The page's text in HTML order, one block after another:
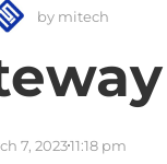
bymitech
7, 202311:18 pm